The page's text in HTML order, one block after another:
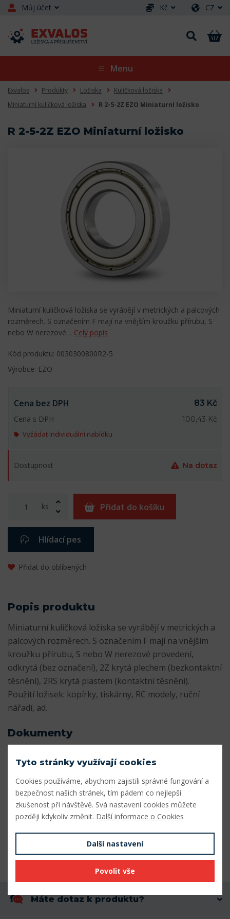
Můj účet Kč CZ
Menu
Exvalos Produkty Ložiska
Kuličková ložiska
Miniaturní kuličková ložiska
R 2-5-2Z EZO Miniaturní ložisko
R 2-5-2Z EZO Miniaturní ložisko
Miniaturní kuličková ložiska se vyrábějí v metrických a palcových
rozměrech. S označením F mají na vnějším kroužku přírubu, S
nebo W nerezové… Celý popis
Kód produktu: 0030300800R2-5
Výrobce: EZO
Cena bez DPH
83 Kč
Cena s DPH
100,43 Kč
Vyžádat individuální nabídku
Dostupnost Na dotaz
ks Přidat do košíku
Hlídací pes
Přidat do oblíbených
Popis produktu
Miniaturní kuličková ložiska se vyrábějí v metrických a
palcových rozměrech. S označením F mají na vnějším
kroužku přírubu, S nebo W nerezové provedení,
odkrytá (bez označení), 2Z krytá plechem (bezkontaktní
těsnění), 2RS krytá plastem (kontaktní těsnění).
Použití ložisek: kopírky, tiskárny, RC modely, ruční
nářadí, ad.
Dokumenty
Katalog_miniaturnich_lozisek.pdf
Parametry
Vnitřní průměr (mm)
Vnější průměr (mm) 7,938
Máte dotaz k produktu?
Tyto stránky využívají cookies
Cookies používáme, abychom zajistili správné fungování a
bezpečnost našich stránek, tím pádem co nejlepší
zkušenost při návštěvě. Svá nastavení cookies můžete
později kdykoliv změnit. Další informace o Cookies
Další nastavení
Povolit vše